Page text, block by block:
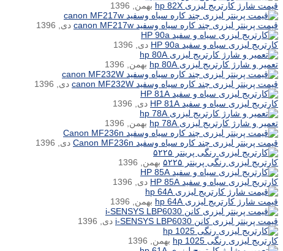
قیمت شارژ کارتریج لیزری hp 82X
بهمن, 1396
قیمت پرینتر لیزری چند کاره سیاه وسفید canon MF217w
دی, 1396
کارتریج لیزری سیاه و سفید HP 90a
دی, 1396
تعمیر و شارژ کارتریج لیزری hp 80A
بهمن, 1396
قیمت پرینتر لیزری چند کاره سیاه وسفید canon MF232W
دی, 1396
کارتریج لیزری سیاه و سفید HP 81A
دی, 1396
تعمیر و شارژ کارتریج لیزری hp 78A
بهمن, 1396
قیمت پرینتر لیزری چند کاره سیاه وسفید Canon MF236n
دی, 1396
کارتریج لیزری رنگی پرینتر ۵۲۲۵
بهمن, 1396
کارتریج لیزری سیاه و سفید HP 85A
دی, 1396
قیمت شارژ کارتریج لیزری hp 64A
بهمن, 1396
قیمت پرینتر لیزری کانن i-SENSYS LBP6030
دی, 1396
کارتریج لیزری رنگی hp 1025
بهمن, 1396